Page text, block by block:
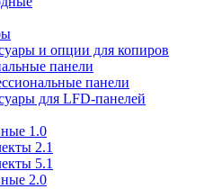
и опции для копиров
панели
панели
для LFD-панелей
1.0
2.1
5.1
2.0